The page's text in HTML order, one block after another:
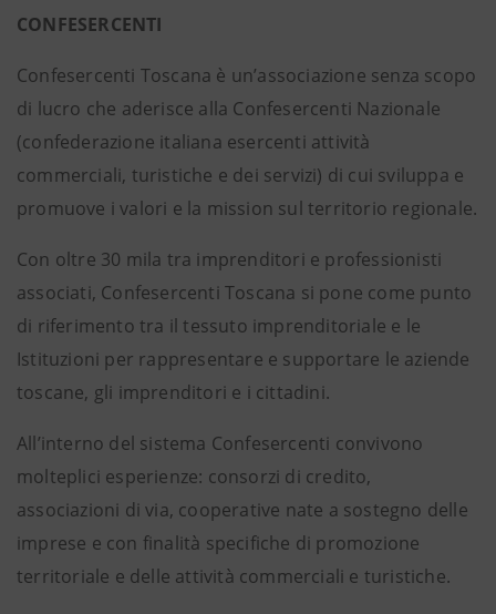
CONFESERCENTI
Confesercenti Toscana è un’associazione senza scopo
di lucro che aderisce alla Confesercenti Nazionale
(confederazione italiana esercenti attività
commerciali, turistiche e dei servizi) di cui sviluppa e
promuove i valori e la mission sul territorio regionale.
Con oltre 30 mila tra imprenditori e professionisti
associati, Confesercenti Toscana si pone come punto
di riferimento tra il tessuto imprenditoriale e le
Istituzioni per rappresentare e supportare le aziende
toscane, gli imprenditori e i cittadini.
All’interno del sistema Confesercenti convivono
molteplici esperienze: consorzi di credito,
associazioni di via, cooperative nate a sostegno delle
imprese e con finalità specifiche di promozione
territoriale e delle attività commerciali e turistiche.